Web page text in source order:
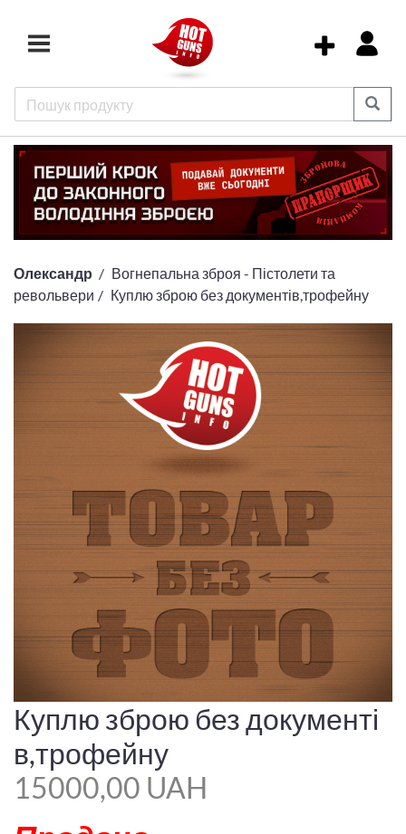
Олександр
Вогнепальна зброя - Пістолети та
револьвери
Куплю зброю без документів,трофейну
Куплю зброю без документі
в,трофейну
15000,00 UAH